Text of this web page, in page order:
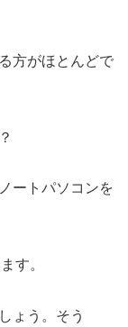
方がほとんどで
ートパソコンを
す。
ょう。そう